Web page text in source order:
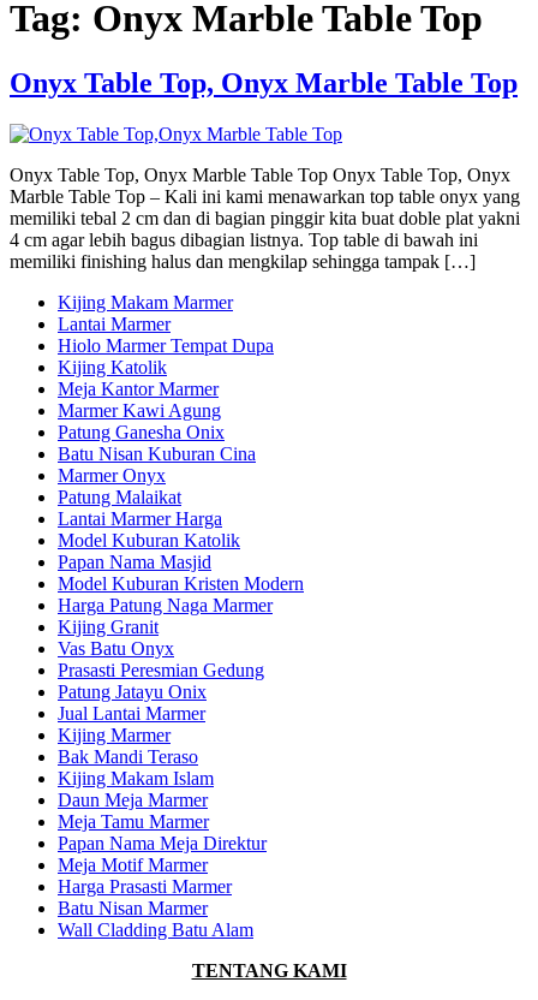
Tag: Onyx Marble Table Top
Onyx Table Top, Onyx Marble Table Top
Onyx Table Top, Onyx Marble Table Top Onyx Table Top, Onyx
Marble Table Top – Kali ini kami menawarkan top table onyx yang
memiliki tebal 2 cm dan di bagian pinggir kita buat doble plat yakni
4 cm agar lebih bagus dibagian listnya. Top table di bawah ini
memiliki finishing halus dan mengkilap sehingga tampak […]
Kijing Makam Marmer
Lantai Marmer
Hiolo Marmer Tempat Dupa
Kijing Katolik
Meja Kantor Marmer
Marmer Kawi Agung
Patung Ganesha Onix
Batu Nisan Kuburan Cina
Marmer Onyx
Patung Malaikat
Lantai Marmer Harga
Model Kuburan Katolik
Papan Nama Masjid
Model Kuburan Kristen Modern
Harga Patung Naga Marmer
Kijing Granit
Vas Batu Onyx
Prasasti Peresmian Gedung
Patung Jatayu Onix
Jual Lantai Marmer
Kijing Marmer
Bak Mandi Teraso
Kijing Makam Islam
Daun Meja Marmer
Meja Tamu Marmer
Papan Nama Meja Direktur
Meja Motif Marmer
Harga Prasasti Marmer
Batu Nisan Marmer
Wall Cladding Batu Alam
TENTANG KAMI